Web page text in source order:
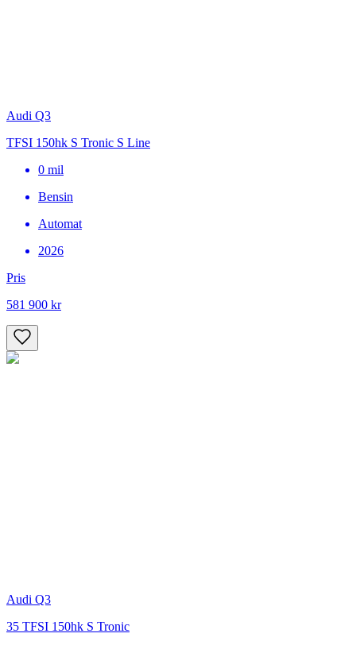
Audi Q3
TFSI 150hk S Tronic S Line
0 mil
Bensin
Automat
2026
Pris
581 900 kr
Audi Q3
35 TFSI 150hk S Tronic